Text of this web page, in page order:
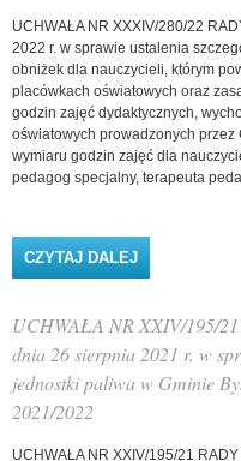
UCHWAŁA NR XXXIV/280/22
2022 r. w sprawie ustalenia
obniżek dla nauczycieli, którym
placówkach oświatowych oraz
godzin zajęć dydaktycznych,
oświatowych prowadzonych
wymiaru godzin zajęć dla
pedagog specjalny, terapeuta
CZYTAJ DALEJ
BYSTRA-
UCHWAŁA NR XXIV/195/
dnia 26 sierpnia 2021 r. w
jednostki paliwa w Gminie
2021/2022
UCHWAŁA NR XXIV/195/21